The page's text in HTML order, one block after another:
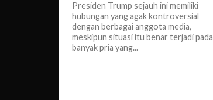
Presiden Trump sejauh ini memiliki
hubungan yang agak kontroversial
dengan berbagai anggota media,
meskipun situasi itu benar terjadi pada
banyak pria yang...